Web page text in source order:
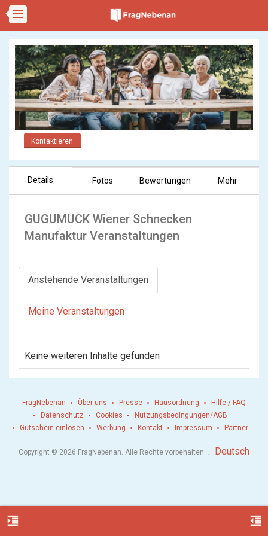
Kontaktieren
Details Fotos Bewertungen Mehr
GUGUMUCK Wiener Schnecken
Manufaktur Veranstaltungen
Anstehende Veranstaltungen
Meine Veranstaltungen
Keine weiteren Inhalte gefunden
format_indent_increase format_indent_decrease
FragNebenan Über uns Presse Hausordnung
Hilfe / FAQ
Datenschutz
Cookies
Nutzungsbedingungen/AGB
Gutschein einlösen
Werbung Kontakt Impressum Partner
Copyright © 2026 FragNebenan. Alle Rechte vorbehalten . Deutsch